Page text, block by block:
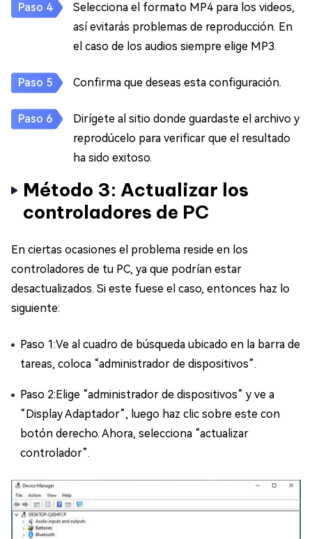
Selecciona el formato MP4 para los videos,
así evitarás problemas de reproducción. En
el caso de los audios siempre elige MP3.
Confirma que deseas esta configuración.
Dirígete al sitio donde guardaste el archivo y
reprodúcelo para verificar que el resultado
ha sido exitoso.
Método 3: Actualizar los
controladores de PC
En ciertas ocasiones el problema reside en los
controladores de tu PC, ya que podrían estar
desactualizados. Si este fuese el caso, entonces haz lo
siguiente:
Paso 1:Ve al cuadro de búsqueda ubicado en la barra de
tareas, coloca “administrador de dispositivos”.
Paso 2:Elige “administrador de dispositivos” y ve a
“Display Adaptador”, luego haz clic sobre este con
botón derecho. Ahora, selecciona “actualizar
controlador”.